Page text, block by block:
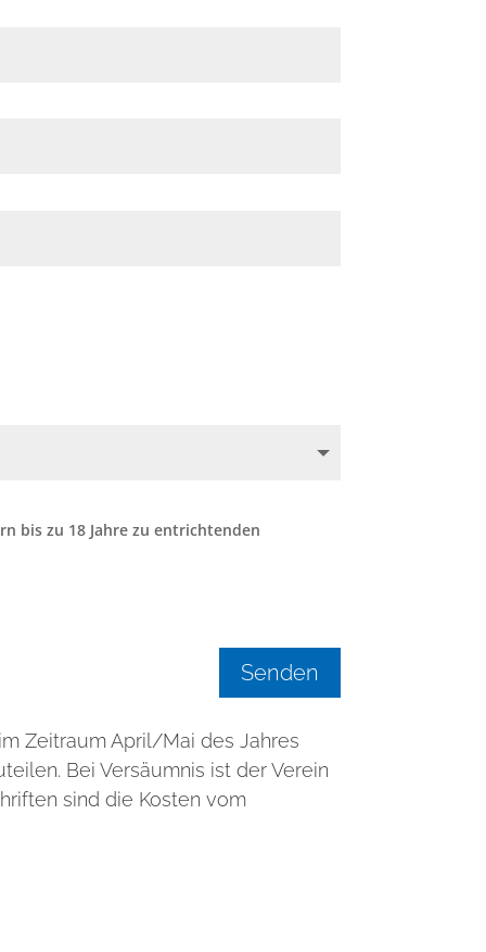
bis zu 18 Jahre zu entrichtenden
Senden
Zeitraum April/Mai des Jahres
Bei Versäumnis ist der Verein
sind die Kosten vom